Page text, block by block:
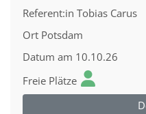
Referent:in Tobias Carus
Ort Potsdam
Datum am 10.10.26
Freie Plätze